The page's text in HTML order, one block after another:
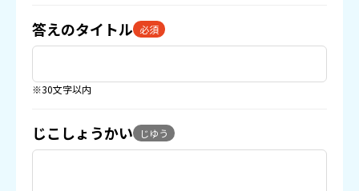
答えのタイトル 必須
※30文字以内
じこしょうかい じゆう